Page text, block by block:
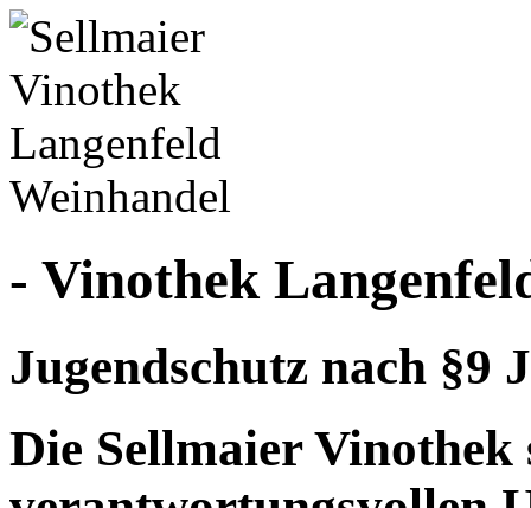
- Vinothek
Jugendschutz nach §9
Die Sellmaier Vinothek